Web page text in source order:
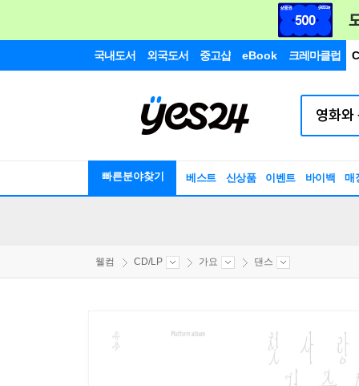
국내도서 외국도서 중고샵 eBook 크레마클럽
빠른분야찾기 베스트 신상품 이벤트 바이백 매
웰컴 CD/LP 가요 댄스